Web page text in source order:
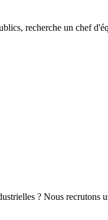
recherche un chef
? Nous recrutons